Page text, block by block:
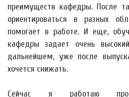
преимуществ кафедры. После
ориентироваться в разных
помогает в работе. И еще,
кафедры задает очень
дальнейшем, уже после
хочется снижать.
Сейчас я работаю